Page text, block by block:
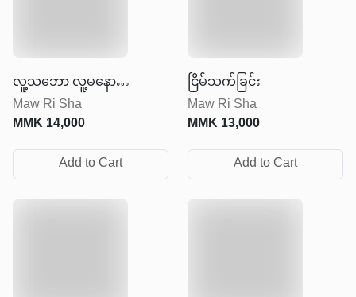
လူ့သဘော လူ့မနော
အနှစ်ချုပ်
Maw Ri Sha
MMK14,000
Add to Cart
ငြိမ်သက်ခြင်း
Maw Ri Sha
MMK13,000
Add to Cart